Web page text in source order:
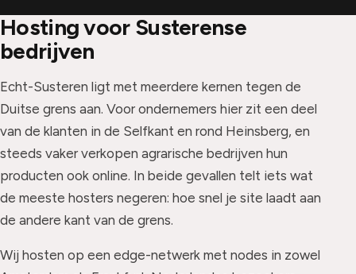
Hosting voor Susterense
bedrijven
Echt-Susteren ligt met meerdere kernen tegen de
Duitse grens aan. Voor ondernemers hier zit een deel
van de klanten in de Selfkant en rond Heinsberg, en
steeds vaker verkopen agrarische bedrijven hun
producten ook online. In beide gevallen telt iets wat
de meeste hosters negeren: hoe snel je site laadt aan
de andere kant van de grens.
Wij hosten op een edge-netwerk met nodes in zowel